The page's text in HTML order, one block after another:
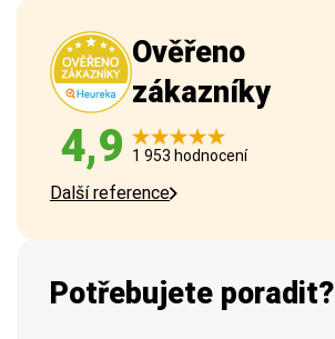
Ověřeno
zákazníky
4,9 1 953 hodnocení
Další reference
Potřebujete poradit?